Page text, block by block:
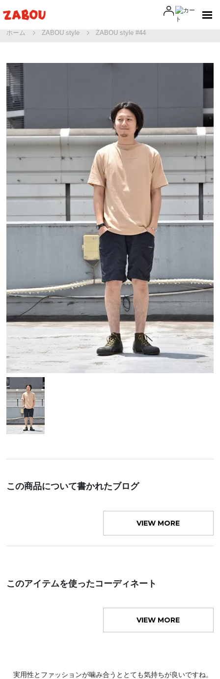
ホーム ZABOU style ZABOU style #44
この商品について書かれたブログ
VIEW MORE
このアイテムを使ったコーディネート
VIEW MORE
実用性とファッションが噛み合うととても気持ちが良いですね。